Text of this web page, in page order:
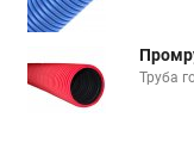
Труба